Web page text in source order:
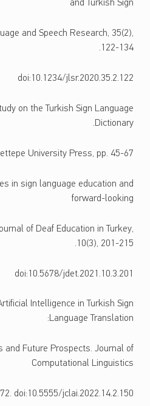
and Turkish Sign
and Speech Research, 35(2),
122-134.
doi:10.1234/jlsr.2020.35.2.122
on the Turkish Sign Language
Dictionary.
University Press, pp. 45-67.
in sign language education and
forward-looking
of Deaf Education in Turkey,
10(3), 201-215.
doi:10.5678/jdet.2021.10.3.201
Intelligence in Turkish Sign
Language Translation:
and Future Prospects. Journal of
Computational Linguistics
doi:10.5555/jclai.2022.14.2.150